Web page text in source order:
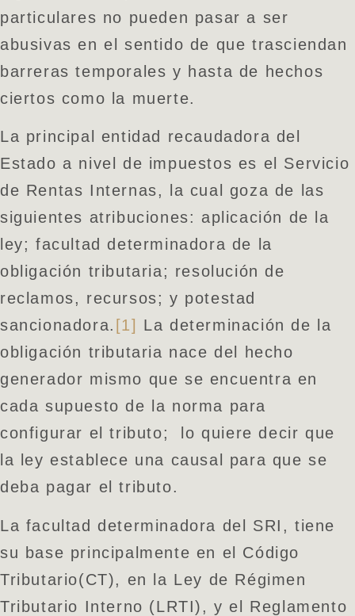
particulares no pueden pasar a ser
abusivas en el sentido de que trasciendan
barreras temporales y hasta de hechos
ciertos como la muerte.
La principal entidad recaudadora del
Estado a nivel de impuestos es el Servicio
de Rentas Internas, la cual goza de las
siguientes atribuciones: aplicación de la
ley; facultad determinadora de la
obligación tributaria; resolución de
reclamos, recursos; y potestad
sancionadora. [1] La determinación de la
obligación tributaria nace del hecho
generador mismo que se encuentra en
cada supuesto de la norma para
configurar el tributo; lo quiere decir que
la ley establece una causal para que se
deba pagar el tributo.
La facultad determinadora del SRI, tiene
su base principalmente en el Código
Tributario(CT), en la Ley de Régimen
Tributario Interno (LRTI), y el Reglamento